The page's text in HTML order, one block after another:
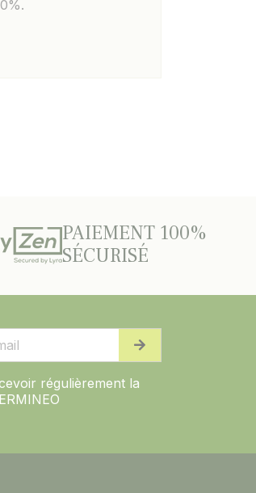
PAIEMENT 100%
SÉCURISÉ
régulièrement la